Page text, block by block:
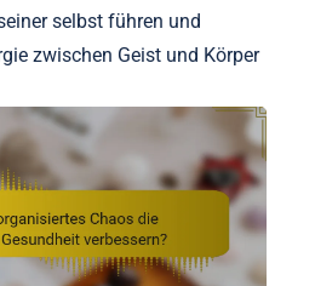
selbst führen und
zwischen Geist und Körper